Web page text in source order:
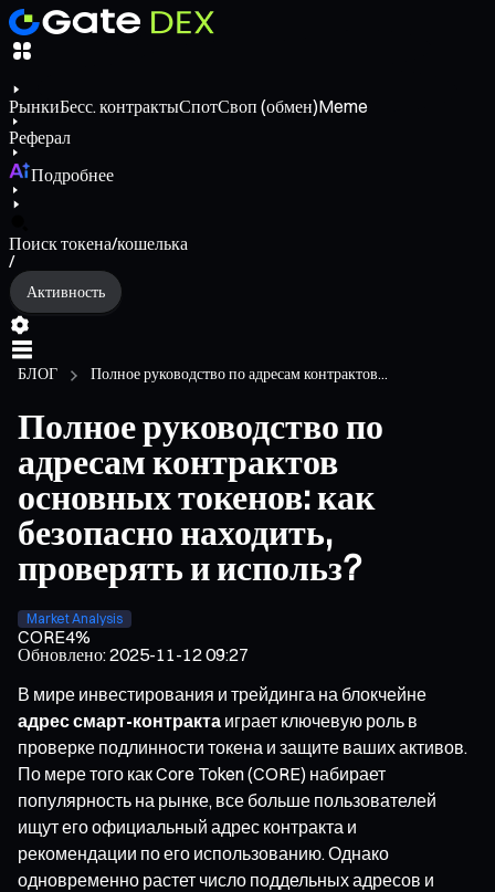
РынкиБесс. контрактыСпотСвоп (обмен)Meme
Реферал
Подробнее
Поиск токена/кошелька
/
Активность
БЛОГ Полное руководство по адресам контрактов...
Полное руководство по
адресам контрактов
основных токенов: как
безопасно находить,
проверять и использ?
Market Analysis
CORE4%
Обновлено:2025-11-12 09:27
В мире инвестирования и трейдинга на блокчейне
адрес смарт-контракта играет ключевую роль в
проверке подлинности токена и защите ваших активов.
По мере того как Core Token (CORE) набирает
популярность на рынке, все больше пользователей
ищут его официальный адрес контракта и
рекомендации по его использованию. Однако
одновременно растет число поддельных адресов и